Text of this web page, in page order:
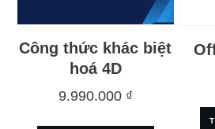
Công thức khác biệt
hoá 4D
9.990.000 ₫